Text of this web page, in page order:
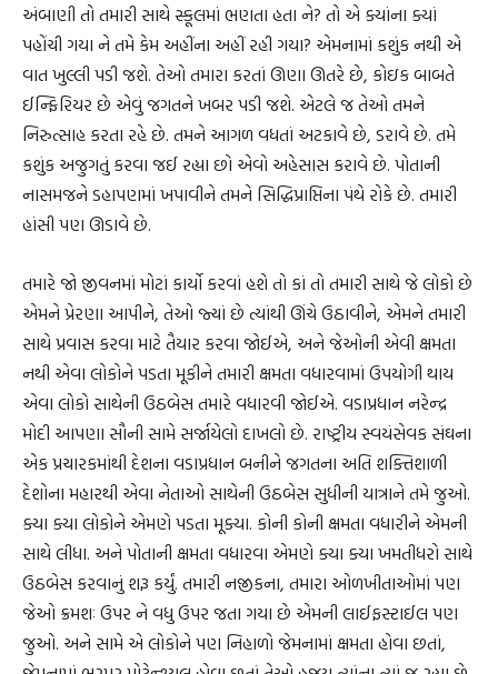
અંબાણી તો તમારી સાથે સ્કૂલમાં ભણતા હતા ને? તો એ ક્યાંના ક્યાં
પહોંચી ગયા ને તમે કેમ અહીંના અહીં રહી ગયા? એમનામાં કશુંક નથી એ
વાત ખુલ્લી પડી જશે. તેઓ તમારા કરતાં ઊણા ઊતરે છે, કોઇક બાબતે
ઈન્ફિરિયર છે એવું જગતને ખબર પડી જશે. એટલે જ તેઓ તમને
નિરુત્સાહ કરતા રહે છે. તમને આગળ વધતાં અટકાવે છે, ડરાવે છે. તમે
કશુંક અજુગતું કરવા જઈ રહ્યા છો એવો અહેસાસ કરાવે છે. પોતાની
નાસમજને ડહાપણમાં ખપાવીને તમને સિદ્ધિપ્રાપ્તિના પંથે રોકે છે. તમારી
હાંસી પણ ઊડાવે છે.
તમારે જો જીવનમાં મોટાં કાર્યો કરવાં હશે તો કાં તો તમારી સાથે જે લોકો છે
એમને પ્રેરણા આપીને, તેઓ જ્યાં છે ત્યાંથી ઊંચે ઉઠાવીને, એમને તમારી
સાથે પ્રવાસ કરવા માટે તૈયાર કરવા જોઈએ, અને જેઓની એવી ક્ષમતા
નથી એવા લોકોને પડતા મૂકીને તમારી ક્ષમતા વધારવામાં ઉપયોગી થાય
એવા લોકો સાથેની ઉઠબેસ તમારે વધારવી જોઈએ. વડાપ્રધાન નરેન્દ્ર
મોદી આપણા સૌની સામે સર્જાયેલો દાખલો છે. રાષ્ટ્રીય સ્વયંસેવક સંઘના
એક પ્રચારકમાંથી દેશના વડાપ્રધાન બનીને જગતના અતિ શક્તિશાળી
દેશોના મહારથી એવા નેતાઓ સાથેની ઉઠબેસ સુધીની યાત્રાને તમે જુઓ.
ક્યા ક્યા લોકોને એમણે પડતા મૂક્યા. કોની કોની ક્ષમતા વધારીને એમની
સાથે લીધા. અને પોતાની ક્ષમતા વધારવા એમણે ક્યા ક્યા ખમતીધરો સાથે
ઉઠબેસ કરવાનું શરૂ કર્યું. તમારી નજીકના, તમારા ઓળખીતાઓમાં પણ
જેઓ ક્રમશઃ ઉપર ને વધુ ઉપર જતા ગયા છે એમની લાઈફસ્ટાઈલ પણ
જુઓ. અને સામે એ લોકોને પણ નિહાળો જેમનામાં ક્ષમતા હોવા છતાં,